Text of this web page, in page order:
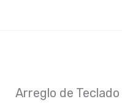
Arreglo de